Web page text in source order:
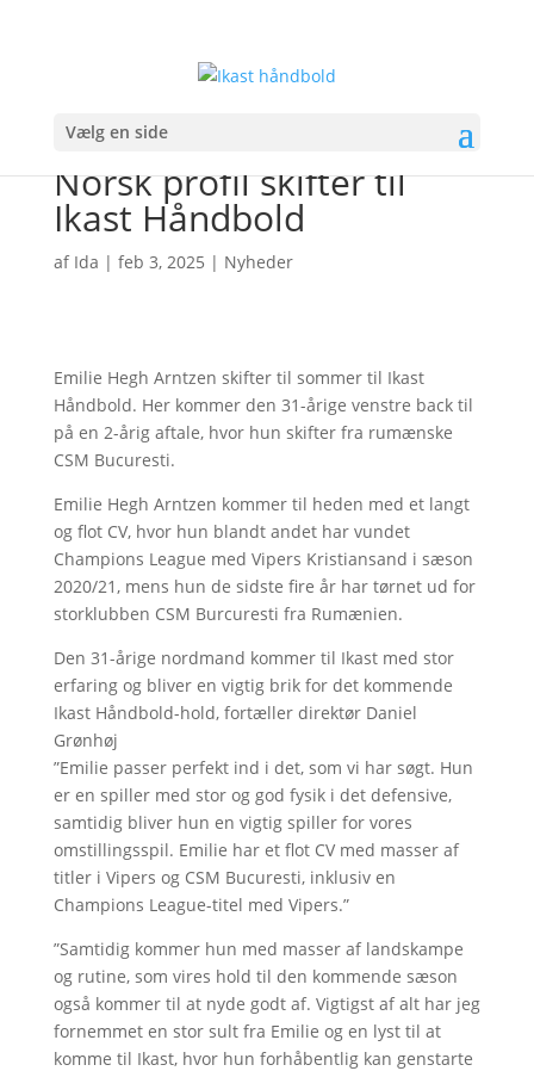
Vælg en side
Norsk profil skifter til
Ikast Håndbold
af Ida | feb 3, 2025 | Nyheder
Emilie Hegh Arntzen skifter til sommer til Ikast
Håndbold. Her kommer den 31-årige venstre back til
på en 2-årig aftale, hvor hun skifter fra rumænske
CSM Bucuresti.
Emilie Hegh Arntzen kommer til heden med et langt
og flot CV, hvor hun blandt andet har vundet
Champions League med Vipers Kristiansand i sæson
2020/21, mens hun de sidste fire år har tørnet ud for
storklubben CSM Burcuresti fra Rumænien.
Den 31-årige nordmand kommer til Ikast med stor
erfaring og bliver en vigtig brik for det kommende
Ikast Håndbold-hold, fortæller direktør Daniel
Grønhøj
”Emilie passer perfekt ind i det, som vi har søgt. Hun
er en spiller med stor og god fysik i det defensive,
samtidig bliver hun en vigtig spiller for vores
omstillingsspil. Emilie har et flot CV med masser af
titler i Vipers og CSM Bucuresti, inklusiv en
Champions League-titel med Vipers.”
”Samtidig kommer hun med masser af landskampe
og rutine, som vires hold til den kommende sæson
også kommer til at nyde godt af. Vigtigst af alt har jeg
fornemmet en stor sult fra Emilie og en lyst til at
komme til Ikast, hvor hun forhåbentlig kan genstarte